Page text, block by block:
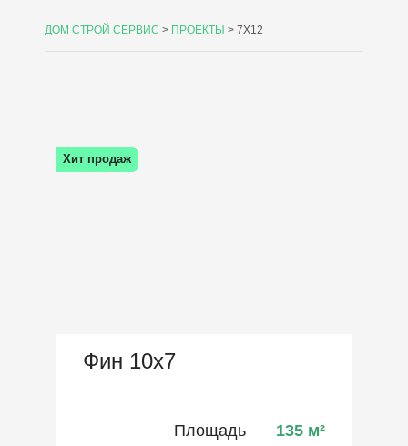
ДОМ СТРОЙ СЕРВИС > ПРОЕКТЫ > 7X12
Фин 10х7
Площадь 135 м²
Хит продаж